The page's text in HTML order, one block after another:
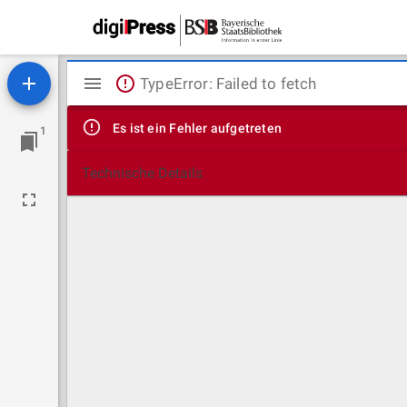
1
Mirador
Viewer
TypeError: Failed to fetch
Es ist ein Fehler aufgetreten
Technische Details